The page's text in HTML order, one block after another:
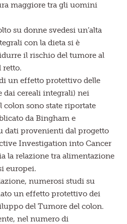
maggiore tra gli uomini
su donne svedesi un’alta
con la dieta si è
il rischio del tumore al
retto.
un effetto protettivo delle
cereali integrali) nei
sono state riportate
da Bingham e
dati provenienti dal progetto
Investigation into Cancer
la relazione tra alimentazione
europei.
numerosi studi su
un effetto protettivo dei
del Tumore del colon.
nel numero di